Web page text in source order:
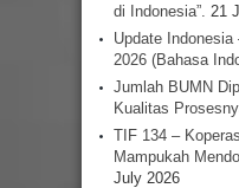
di Indonesia”. 21
Update
2026 (Bahasa
Jumlah BUMN
Kualitas
TIF 134 –
Mampukah
July 2026